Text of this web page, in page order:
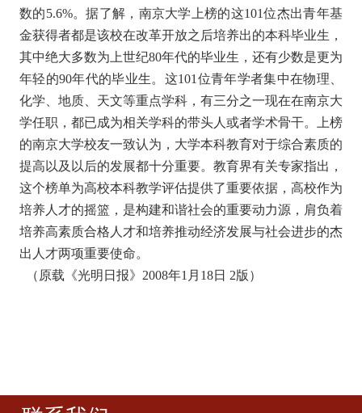
数的5.6%。据了解，南京大学上榜的这101位杰出青年基
金获得者都是该校在改革开放之后培养出的本科毕业生，
其中绝大多数为上世纪80年代的毕业生，还有少数是更为
年轻的90年代的毕业生。这101位青年学者集中在物理、
化学、地质、天文等重点学科，有三分之一现在在南京大
学任职，都已成为相关学科的带头人或者学术骨干。上榜
的南京大学校友一致认为，大学本科教育对于综合素质的
提高以及以后的发展都十分重要。教育界有关专家指出，
这个榜单为高校本科教学评估提供了重要依据，高校作为
培养人才的摇篮，是构建和谐社会的重要动力源，肩负着
培养高素质合格人才和培养推动经济发展与社会进步的杰
出人才两项重要使命。
（原载《光明日报》2008年1月18日 2版）